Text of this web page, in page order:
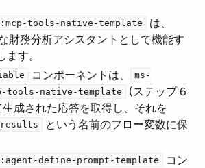
tools-native-template
​ は、
財務分析アシスタントとして機能す
す。
​ コンポーネントは、​
ms-
tools-native-template
​ (ステップ 6
成された応答を取得し、それを
​ という名前のフロー変数に保
define-prompt-template
​ コン